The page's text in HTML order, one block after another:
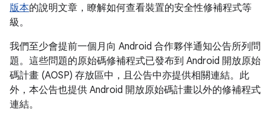
版本的說明文章，瞭解如何查看裝置的安全性修補程式等
級。
我們至少會提前一個月向 Android 合作夥伴通知公告所列問
題。這些問題的原始碼修補程式已發布到 Android 開放原始
碼計畫 (AOSP) 存放區中，且公告中亦提供相關連結。此
外，本公告也提供 Android 開放原始碼計畫以外的修補程式
連結。